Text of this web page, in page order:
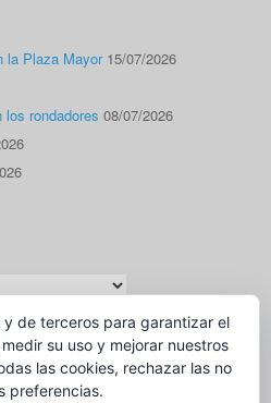
la Plaza Mayor 15/07/2026
los rondadores 08/07/2026
de terceros para garantizar el
su uso y mejorar nuestros
las cookies, rechazar las no
preferencias.